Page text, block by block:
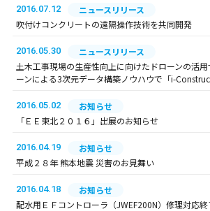
2016.07.12
ニュースリリース
吹付けコンクリートの遠隔操作技術を共同開発
2016.05.30
ニュースリリース
土木工事現場の生産性向上に向けたドローンの活
ーンによる3次元データ構築ノウハウで「i-
2016.05.02
お知らせ
「ＥＥ東北２０１６」出展のお知らせ
2016.04.19
お知らせ
平成２８年 熊本地震 災害のお見舞い
2016.04.18
お知らせ
配水用ＥＦコントローラ（JWEF200N）修理対応